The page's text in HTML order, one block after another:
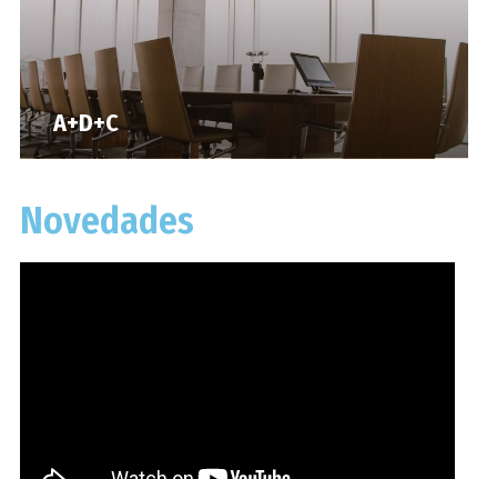
A+D+C
Novedades